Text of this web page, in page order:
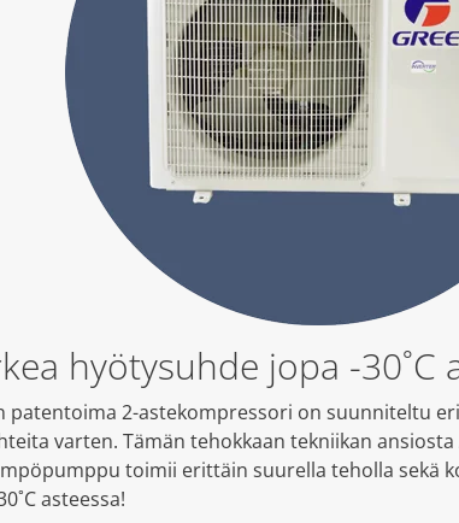
hyötysuhde jopa -30˚C
patentoima 2-astekompressori on suunniteltu
varten. Tämän tehokkaan tekniikan
toimii erittäin suurella teholla sekä
asteessa!